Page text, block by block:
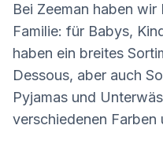
Bei Zeeman haben
Familie: für Babys,
haben ein breites
Dessous, aber auch
Pyjamas und
verschiedenen Farben